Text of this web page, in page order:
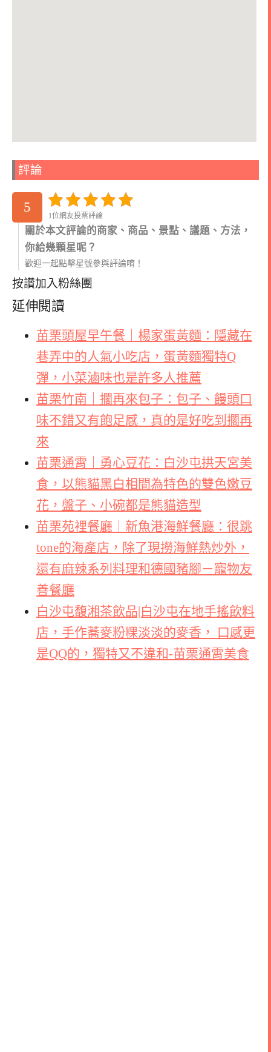
評論
5
1位網友投票評論
關於本文評論的商家、商品、景點、議題、方法，
你給幾顆星呢？
歡迎一起點擊星號參與評論唷！
按讚加入粉絲團
延伸閱讀
苗栗頭屋早午餐｜楊家蛋黃麵：隱藏在
巷弄中的人氣小吃店，蛋黃麵獨特Q
彈，小菜滷味也是許多人推薦
苗栗竹南｜擱再來包子：包子、饅頭口
味不錯又有飽足感，真的是好吃到擱再
來
苗栗通霄｜勇心豆花：白沙屯拱天宮美
食，以熊貓黑白相間為特色的雙色嫩豆
花，盤子、小碗都是熊貓造型
苗栗苑裡餐廳｜新魚港海鮮餐廳：很跳
tone的海產店，除了現撈海鮮熱炒外，
還有麻辣系列料理和德國豬腳－寵物友
善餐廳
白沙屯馥湘茶飲品|白沙屯在地手搖飲料
店，手作蕎麥粉粿淡淡的麥香， 口感更
是QQ的，獨特又不違和-苗栗通霄美食